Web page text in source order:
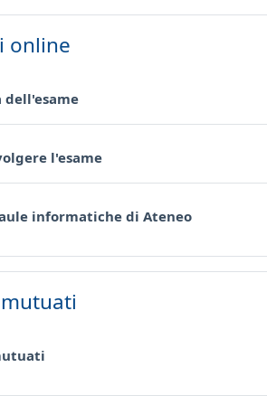
online
dell'esamePagina
l'esamePagina
informatiche di AteneoPagina